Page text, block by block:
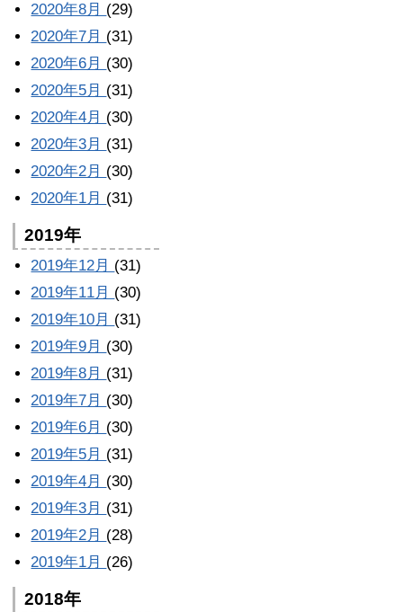
2020年8月 (29)
2020年7月 (31)
2020年6月 (30)
2020年5月 (31)
2020年4月 (30)
2020年3月 (31)
2020年2月 (30)
2020年1月 (31)
2019年
2019年12月 (31)
2019年11月 (30)
2019年10月 (31)
2019年9月 (30)
2019年8月 (31)
2019年7月 (30)
2019年6月 (30)
2019年5月 (31)
2019年4月 (30)
2019年3月 (31)
2019年2月 (28)
2019年1月 (26)
2018年